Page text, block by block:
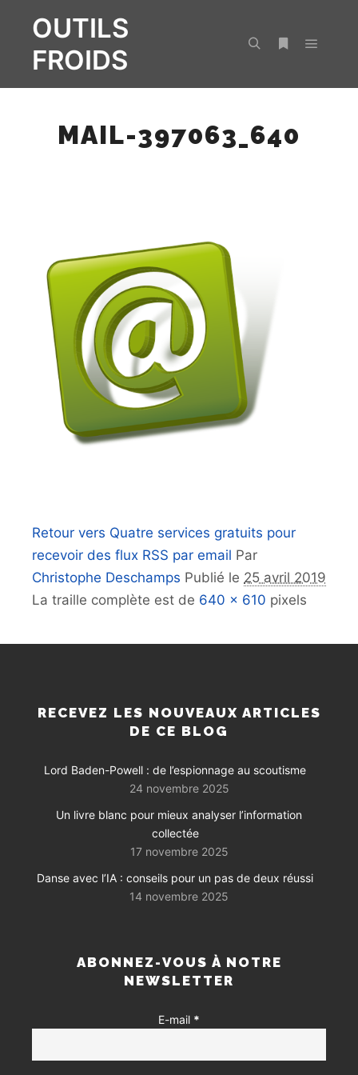
OUTILS
FROIDS
MAIL-397063_640
Retour vers Quatre services gratuits pour
recevoir des flux RSS par email Par
Christophe Deschamps Publié le 25 avril 2019
La traille complète est de 640 × 610 pixels
RECEVEZ LES NOUVEAUX ARTICLES
DE CE BLOG
Lord Baden-Powell : de l’espionnage au scoutisme
24 novembre 2025
Un livre blanc pour mieux analyser l’information
collectée
17 novembre 2025
Danse avec l’IA : conseils pour un pas de deux réussi
14 novembre 2025
ABONNEZ-VOUS À NOTRE
NEWSLETTER
E-mail *